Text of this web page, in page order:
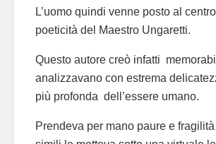
L’uomo quindi venne posto al
poeticità del Maestro Ungaretti.
Questo autore creò infatti
analizzavano con estrema
più profonda dell’essere umano.
Prendeva per mano paure e